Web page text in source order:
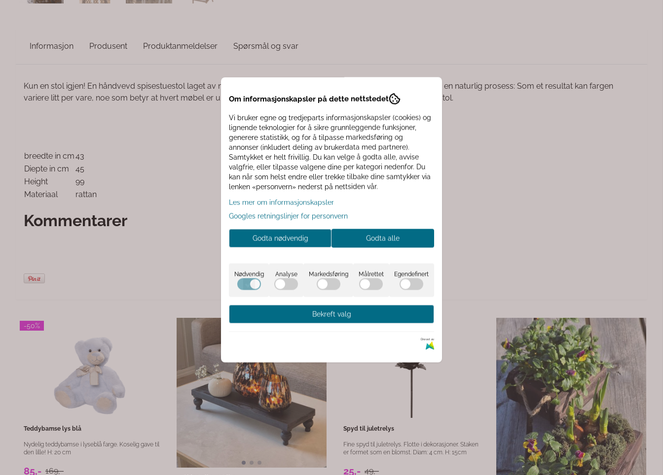
Informasjon Produsent Produktanmeldelser Spørsmål og svar
Kun en stol igjen! En håndvevd spisestuestol laget av naturmateriale, rotting. Den naturlige brune fargen er skapt av en naturlig prosess: Som et resultat kan fargen
variere litt per vare, noe som betyr at hvert møbel er unikt. Sitteputen er laget av 100% bomull. 99,- i ekstra frakt pr. stol.
breedte in cm43
Diepte in cm
45
Height
99
Materiaal
rattan
Kommentarer
-50%
Fugl i tre på fot høy
Elegant fuglefigur i tre med naturfarget og hvit
finish som gir et lyst og harmonisk uttrykk i
hjemmet. Figuren står stødig på en trefot og
passer perfekt som dekorasjon på bord, hyller,
kommoder eller i vinduskarmen. Det enkle og
tidløse designet gjør at den passer flott inn i både
skandinaviske, maritime og landlige interiørstiler.
Med høyden på 26 cm blir fuglen et dekorativt
blikkfang som tilfører rommet en lun og naturlig
Ugle oker keramikk 6cm
🦉 Produktbeskrivelse Gi interiøret et varmt og
naturlig preg med denne sjarmerende sittende
uglen i oker og beige keramikk. Den dekorative
figuren har et tidløst uttrykk og passer perfekt på
hyllen, vinduskarmen eller som en del av et koselig
stilleben. Uglen symboliserer visdom og ro – en
liten detalj som gir hjemmet personlighet og sjarm.
Spesifikasjoner: Materiale: Keramikk Farge: Oker /
beige Høyde: 6 cm Dekorativ figur med håndlaget
uttrykk Passer både moderne og klassisk interiør
89,-
-71%
Putetrekk i velur med frøkapsler – 45 x 45 cm
naturinspirert motiv av frøkapsler i varme brune og
grønne toner. Det tilfører både tekstur og farge til
Servietter blå valmuer
Servietter Blomster Blå 33x33 cm – 20 stk Vakre
servietter med et delikat blomsterdesign i blå toner
som skaper en elegant og harmonisk borddekking.
Det akvarellinspirerte motivet med markblomster
gir et lett og romantisk uttrykk som passer perfekt
til både hverdag og fest. Serviettene er ideelle til
vår- og sommerbord, konfirmasjon, dåp, hagefest,
bursdager eller en hyggelig kaffekopp med venner.
De blå nyansene tilfører bordet et friskt og nordisk
preg som enkelt kan kombineres med både
klassisk og moderne servise. Produktdetaljer:
Motiv: Blomster Farge: Blå Størrelse: 33 x 33 cm
Antall: 20 stk Materiale: Papir Perfekt til vår-,
sommer- og festbord Delikat akvarelldesign Disse
serviettene tilfører borddekkingen et vakkert og
naturlig uttrykk inspirert av blomsterenger og
nordisk natur.
69,-
Om informasjonskapsler på dette nettstedet
Vi bruker egne og tredjeparts informasjonskapsler (cookies) og
lignende teknologier for å sikre grunnleggende funksjoner,
generere statistikk, og for å tilpasse markedsføring og
annonser (inkludert deling av brukerdata med partnere).
Samtykket er helt frivillig. Du kan velge å godta alle, avvise
valgfrie, eller tilpasse valgene dine per kategori nedenfor. Du
kan når som helst endre eller trekke tilbake dine samtykker via
lenken «personvern» nederst på nettsiden vår.
Les mer om informasjonskapsler
Googles retningslinjer for personvern
Godta nødvendig Godta alle
Nødvendig Analyse Markedsføring Målrettet Egendefinert
Bekreft valg
Drevet av